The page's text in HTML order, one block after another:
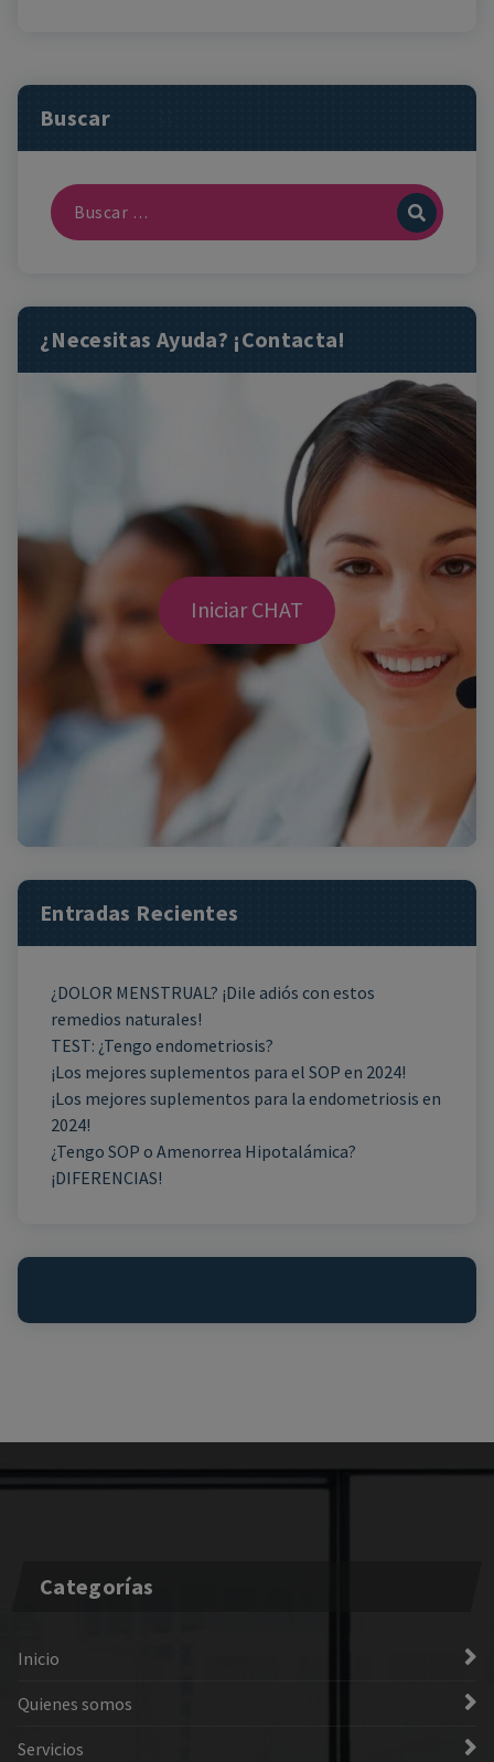
Buscar
¿Necesitas Ayuda? ¡Contacta!
Iniciar CHAT
Entradas Recientes
¿DOLOR MENSTRUAL? ¡Dile adiós con estos
remedios naturales!
TEST: ¿Tengo endometriosis?
¡Los mejores suplementos para el SOP en 2024!
¡Los mejores suplementos para la endometriosis en
2024!
¿Tengo SOP o Amenorrea Hipotalámica?
¡DIFERENCIAS!
Categorías
Inicio
Quienes somos
Servicios